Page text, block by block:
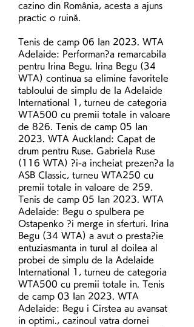
cazino din România, acesta a ajuns
practic o ruină.
Tenis de camp 06 Ian 2023. WTA
Adelaide: Performan?a remarcabila
pentru Irina Begu. Irina Begu (34
WTA) continua sa elimine favoritele
tabloului de simplu de la Adelaide
International 1, turneu de categoria
WTA500 cu premii totale in valoare
de 826. Tenis de camp 05 Ian
2023. WTA Auckland: Capat de
drum pentru Ruse. Gabriela Ruse
(116 WTA) ?i-a incheiat prezen?a la
ASB Classic, turneu WTA250 cu
premii totale in valoare de 259.
Tenis de camp 05 Ian 2023. WTA
Adelaide: Begu o spulbera pe
Ostapenko ?i merge in sferturi. Irina
Begu (34 WTA) a avut o presta?ie
entuziasmanta in turul al doilea al
probei de simplu de la Adelaide
International 1, turneu de categoria
WTA500 cu premii totale in. Tenis
de camp 03 Ian 2023. WTA
Adelaide: Begu i Cirstea au avansat
in optimi., cazinoul vatra dornei